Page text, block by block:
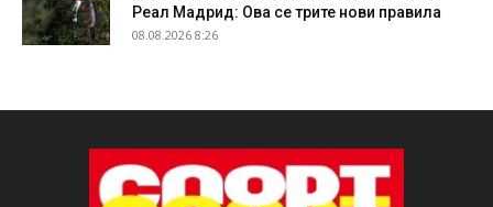
Реал Мадрид: Ова се трите нови правила
08.08.2026 8:26